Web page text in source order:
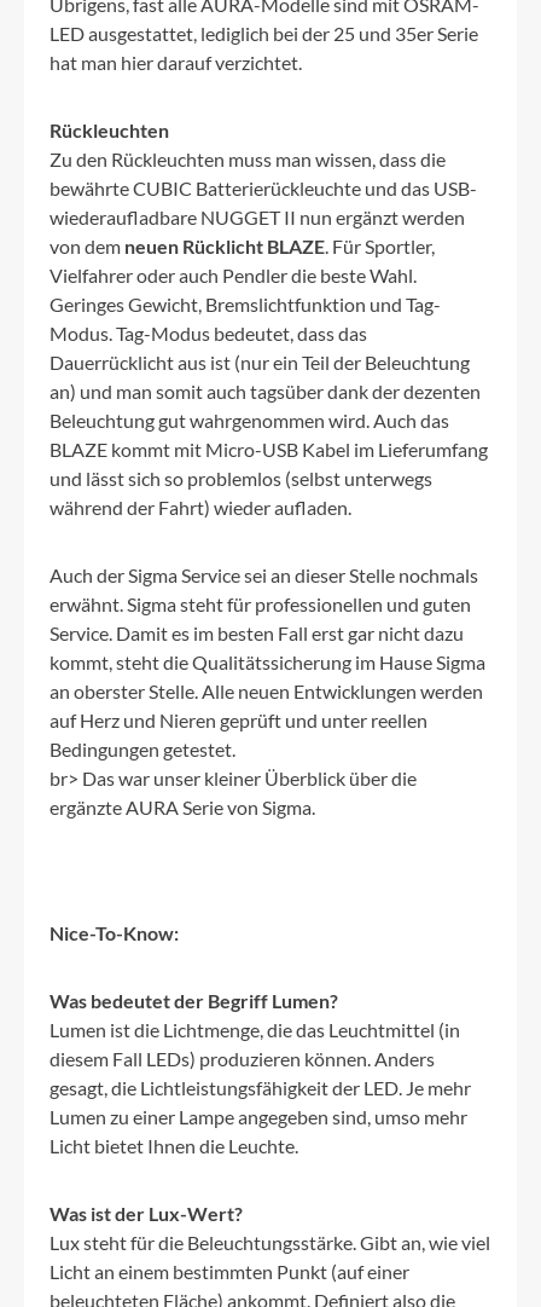
LED ausgestattet, lediglich bei der 25 und 35er Serie
hat man hier darauf verzichtet.
Rückleuchten
Zu den Rückleuchten muss man wissen, dass die
bewährte CUBIC Batterierückleuchte und das USB-
wiederaufladbare NUGGET II nun ergänzt werden
von dem neuen Rücklicht BLAZE. Für Sportler,
Vielfahrer oder auch Pendler die beste Wahl.
Geringes Gewicht, Bremslichtfunktion und Tag-
Modus. Tag-Modus bedeutet, dass das
Dauerrücklicht aus ist (nur ein Teil der Beleuchtung
an) und man somit auch tagsüber dank der dezenten
Beleuchtung gut wahrgenommen wird. Auch das
BLAZE kommt mit Micro-USB Kabel im Lieferumfang
und lässt sich so problemlos (selbst unterwegs
während der Fahrt) wieder aufladen.
Auch der Sigma Service sei an dieser Stelle nochmals
erwähnt. Sigma steht für professionellen und guten
Service. Damit es im besten Fall erst gar nicht dazu
kommt, steht die Qualitätssicherung im Hause Sigma
an oberster Stelle. Alle neuen Entwicklungen werden
auf Herz und Nieren geprüft und unter reellen
Bedingungen getestet.
br> Das war unser kleiner Überblick über die
ergänzte AURA Serie von Sigma.
Nice-To-Know:
Was bedeutet der Begriff Lumen?
Lumen ist die Lichtmenge, die das Leuchtmittel (in
diesem Fall LEDs) produzieren können. Anders
gesagt, die Lichtleistungsfähigkeit der LED. Je mehr
Lumen zu einer Lampe angegeben sind, umso mehr
Licht bietet Ihnen die Leuchte.
Was ist der Lux-Wert?
Lux steht für die Beleuchtungsstärke. Gibt an, wie viel
Licht an einem bestimmten Punkt (auf einer
beleuchteten Fläche) ankommt. Definiert also die